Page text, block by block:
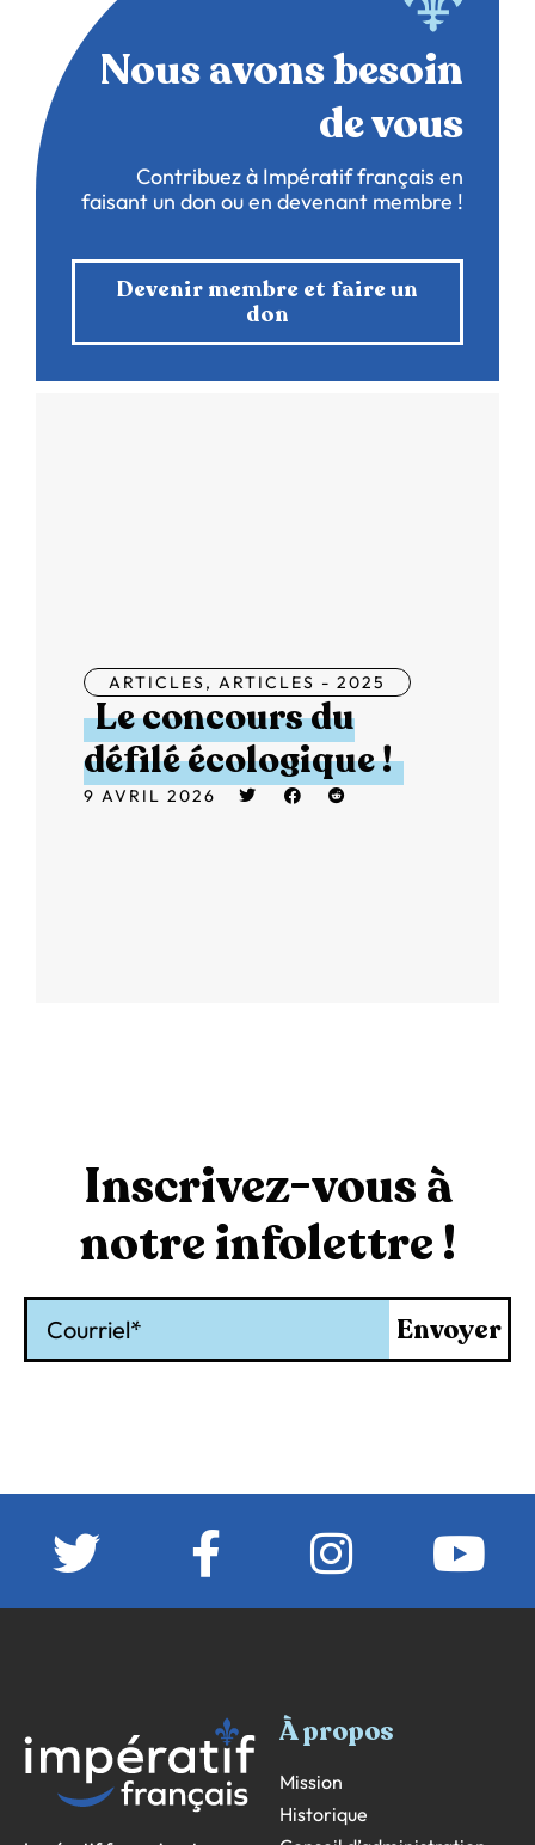
Nous avons besoin
de vous
Contribuez à Impératif français en
faisant un don ou en devenant membre !
Devenir membre et faire un
don
ARTICLES, ARTICLES - 2025
Le concours du
défilé écologique !
9 AVRIL 2026
Inscrivez-vous à
notre infolettre !
Envoyer
À propos
Mission
Historique